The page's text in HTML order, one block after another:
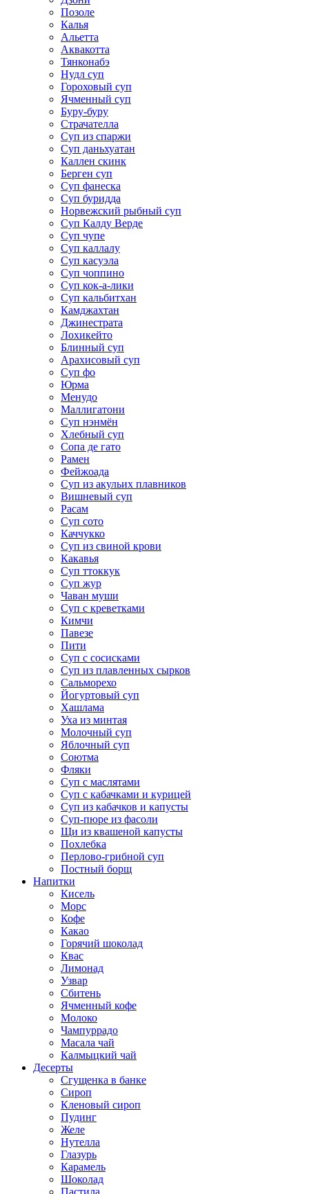
Позоле
Калья
Альетта
Аквакотта
Тянконабэ
Нудл суп
Гороховый суп
Ячменный суп
Буру-буру
Страчателла
Суп из спаржи
Суп даньхуатан
Каллен скинк
Берген суп
Суп фанеска
Суп буридда
Норвежский рыбный суп
Суп Калду Верде
Суп чупе
Суп каллалу
Суп касуэла
Суп чоппино
Суп кок-а-лики
Суп кальбитхан
Камджахтан
Джинестрата
Лохикейто
Блинный суп
Арахисовый суп
Суп фо
Юрма
Менудо
Маллигатони
Суп нэнмён
Хлебный суп
Сопа де гато
Рамен
Фейжоада
Суп из акульих плавников
Вишневый суп
Расам
Суп сото
Каччукко
Суп из свиной крови
Какавья
Суп ттоккук
Суп жур
Чаван муши
Суп с креветками
Кимчи
Павезе
Пити
Суп с сосисками
Суп из плавленных сырков
Сальморехо
Йогуртовый суп
Хашлама
Уха из минтая
Молочный суп
Яблочный суп
Соютма
Фляки
Суп с маслятами
Суп с кабачками и курицей
Суп из кабачков и капусты
Суп-пюре из фасоли
Щи из квашеной капусты
Похлебка
Перлово-грибной суп
Постный борщ
Напитки
Кисель
Морс
Кофе
Какао
Горячий шоколад
Квас
Лимонад
Узвар
Сбитень
Ячменный кофе
Молоко
Чампуррадо
Масала чай
Калмыцкий чай
Десерты
Сгущенка в банке
Сироп
Кленовый сироп
Пудинг
Желе
Нутелла
Глазурь
Карамель
Шоколад
Пастила